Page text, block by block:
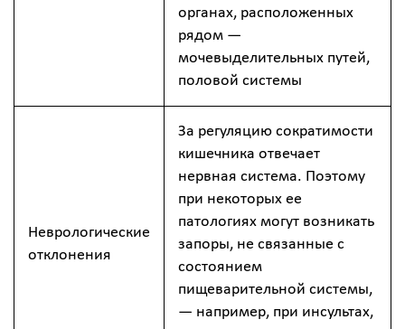
органах, расположенных
рядом —
мочевыделительных путей,
половой системы
Неврологические
отклонения
За регуляцию сократимости
кишечника отвечает
нервная система. Поэтому
при некоторых ее
патологиях могут возникать
запоры, не связанные с
состоянием
пищеварительной системы,
— например, при инсультах,